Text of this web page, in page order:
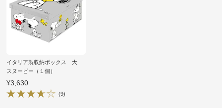
イタリア製収納ボックス 大
スヌーピー（１個）
¥3,630
(9)